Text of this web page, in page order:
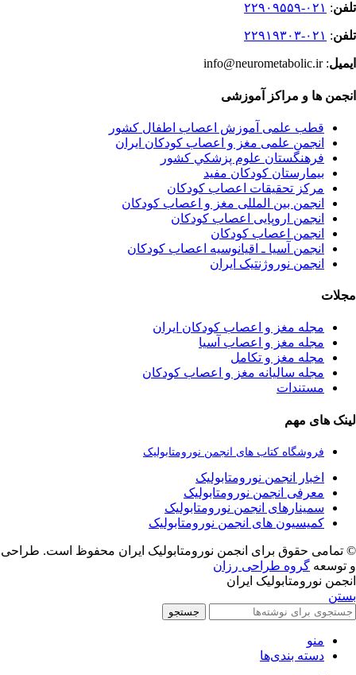
تلفن: ۰۲۱-۲۲۹۰۹۵۵۹
تلفن: ۰۲۱-۲۲۹۱۹۳۰۳
ایمیل: info@neurometabolic.ir
انجمن ها و مراکز آموزشی
قطب علمی آموزش اعصاب اطفال کشور
انجمن علمی مغز و اعصاب کودکان ایران
فرهنگستان علوم پزشكي كشور
بیمارستان کودکان مفید
مرکز تحقیقات اعصاب کودکان
انجمن بین المللی مغز و اعصاب کودکان
انجمن اروپایی اعصاب کودکان
انجمن اعصاب کودکان
انجمن آسیا ـ اقیانوسیه اعصاب کودکان
انجمن نوروژنتیک ایران
مجلات
مجله مغز و اعصاب کودکان ایران
مجله مغز و اعصاب آسیا
مجله مغز و تکامل
مجله سالیانه مغز و اعصاب کودکان
مستندات
لینک های مهم
فروشگاه کتاب های انجمن نورومتابولیک
اخبار انجمن نورومتابولیک
معرفی انجمن نورومتابولیک
سمینارهای انجمن نورومتابولیک
کمیسیون های انجمن نورومتابولیک
© تمامی حقوق برای انجمن نورومتابولیک ایران محفوظ است. طراحی
و توسعه گروه طراحی رزان
انجمن نورومتابولیک ایران
بستن
جستجو
منو
دسته بندی‌ها